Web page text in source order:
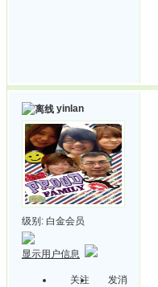
yinlan
级别: 白金会员
显示用户信息
关注
发消